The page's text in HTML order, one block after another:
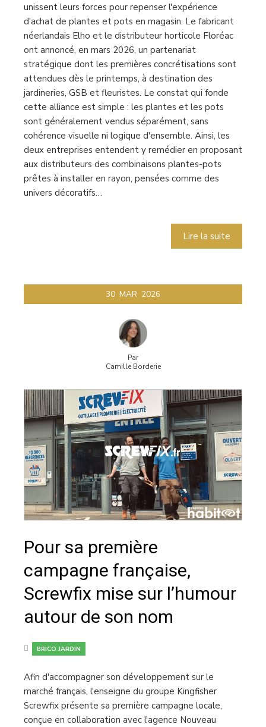
unissent leurs forces pour repenser l'expérience
d'achat de plantes et pots en magasin. Le fabricant
néerlandais Elho et le distributeur horticole Floréac
ont annoncé, en mars 2026, un partenariat
stratégique dont les premières concrétisations sont
attendues dès le printemps, à destination des
jardineries, GSB et fleuristes. Le constat qui fonde
cette alliance est simple : les plantes et les pots
sont généralement vendus séparément, sans
cohérence visuelle ni logique d'ensemble. Ainsi, les
deux entreprises entendent y remédier en proposant
aux distributeurs des combinaisons plantes-pots
prêtes à installer en rayon, pensées comme des
univers décoratifs…
Lire la suite
30 MAR 2026
Par
Camille Borderie
Pour sa première
campagne française,
Screwfix mise sur l’humour
autour de son nom
BRICO JARDIN
Afin d'accompagner son développement sur le
marché français, l'enseigne du groupe Kingfisher
Screwfix présente sa première campagne locale,
conçue en collaboration avec l'agence Nouveau